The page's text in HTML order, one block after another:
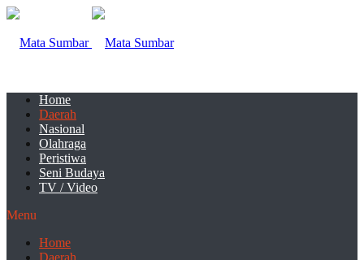
Home
Daerah
Nasional
Olahraga
Peristiwa
Seni Budaya
TV / Video
Menu
Home
Daerah